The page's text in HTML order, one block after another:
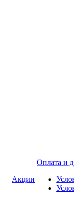
Акции
Оплата и